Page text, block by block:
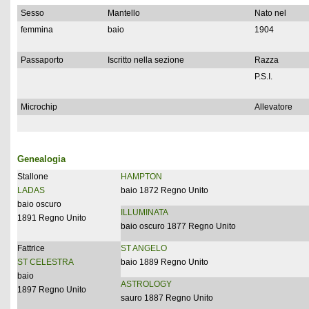
Sesso Mantello
Nato nel
femmina
baio 1904
Passaporto Iscritto nella sezione
Razza
P.S.I.
Microchip Allevatore
Genealogia
Stallone
LADAS
baio oscuro
1891 Regno Unito
HAMPTON
baio 1872 Regno Unito
ILLUMINATA
baio oscuro 1877 Regno Unito
Fattrice
ST CELESTRA
baio
1897 Regno Unito
ST ANGELO
baio 1889 Regno Unito
ASTROLOGY
sauro 1887 Regno Unito